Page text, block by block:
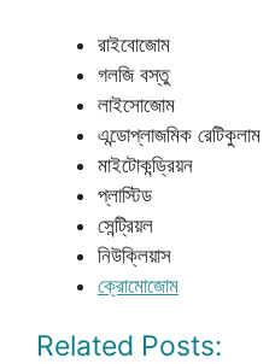
রাইবোজোম
গলজি বস্তু
লাইসোজোম
এন্ডোপ্লাজমিক রেটিকুলাম
মাইটোকন্ড্রিয়ন
প্লাস্টিড
সেন্ট্রিয়ল
নিউক্লিয়াস
ক্রোমোজোম
Related Posts: